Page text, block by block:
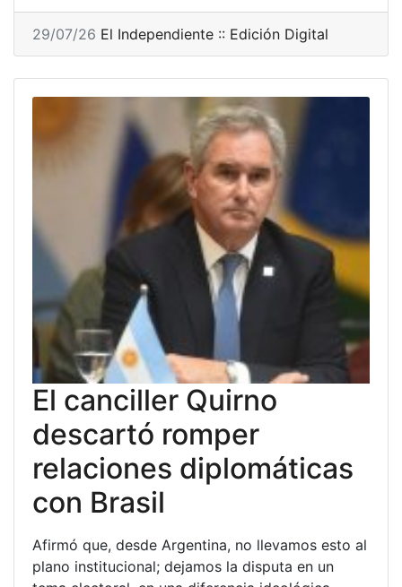
29/07/26 El Independiente :: Edición Digital
El canciller Quirno
descartó romper
relaciones diplomáticas
con Brasil
Afirmó que, desde Argentina, no llevamos esto al
plano institucional; dejamos la disputa en un